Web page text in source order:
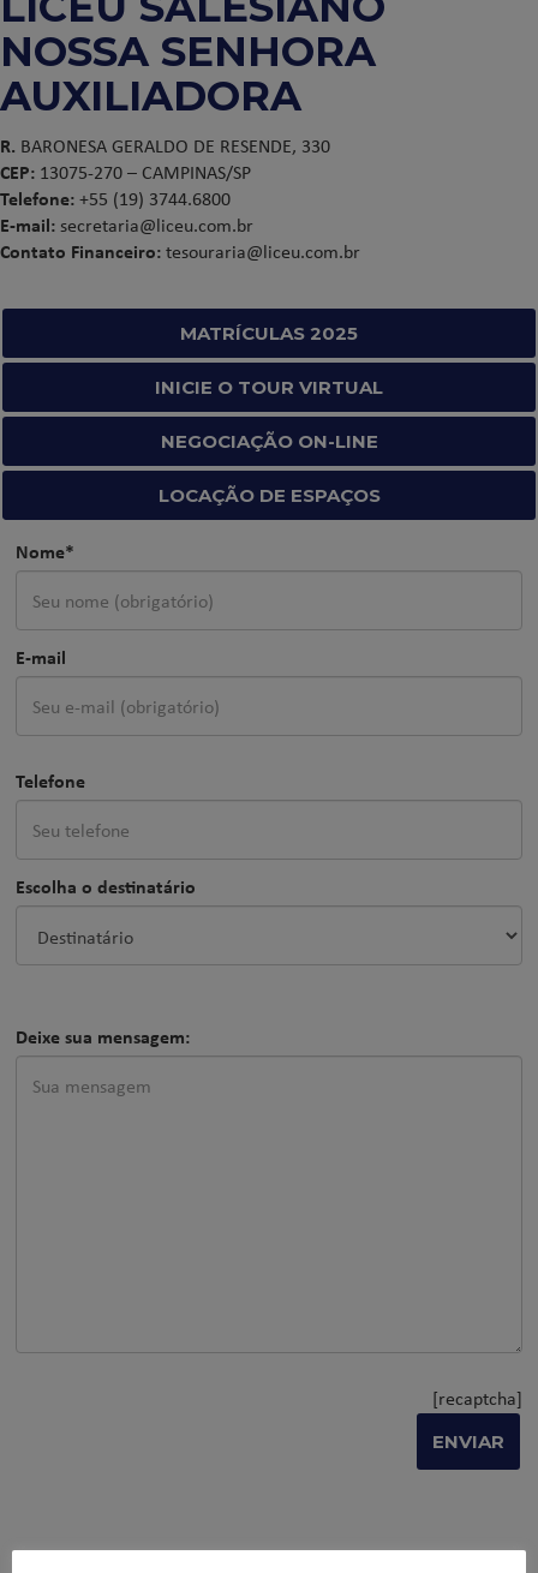
NOSSA SENHORA
AUXILIADORA
R. BARONESA GERALDO DE RESENDE, 330
CEP: 13075-270 – CAMPINAS/SP
Telefone:+55 (19) 3744.6800
E-mail:secretaria@liceu.com.br
Contato Financeiro:tesouraria@liceu.com.br
MATRÍCULAS 2025
INICIE O TOUR VIRTUAL
NEGOCIAÇÃO ON-LINE
LOCAÇÃO DE ESPAÇOS
Nome*
E-mail
Telefone
Escolha o destinatário
Deixe sua mensagem:
[recaptcha]